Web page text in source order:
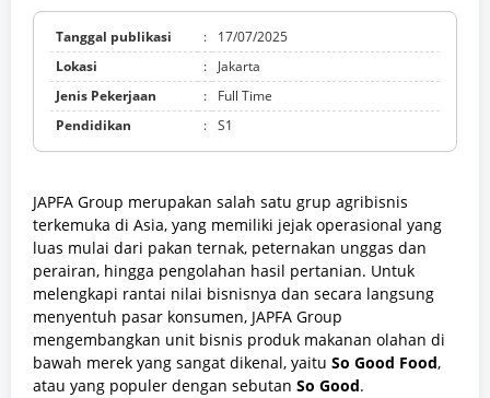
Tanggal publikasi :
17/07/2025
Lokasi
:
Jakarta
Jenis Pekerjaan
:
Full Time
Pendidikan
: S1
JAPFA Group merupakan salah satu grup agribisnis
terkemuka di Asia, yang memiliki jejak operasional yang
luas mulai dari pakan ternak, peternakan unggas dan
perairan, hingga pengolahan hasil pertanian. Untuk
melengkapi rantai nilai bisnisnya dan secara langsung
menyentuh pasar konsumen, JAPFA Group
mengembangkan unit bisnis produk makanan olahan di
bawah merek yang sangat dikenal, yaitu So Good Food,
atau yang populer dengan sebutan So Good.